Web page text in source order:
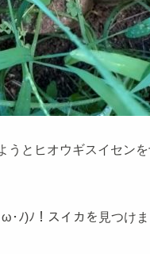
うとヒオウギスイセン
･ﾉ)ﾉ！スイカを見つけ